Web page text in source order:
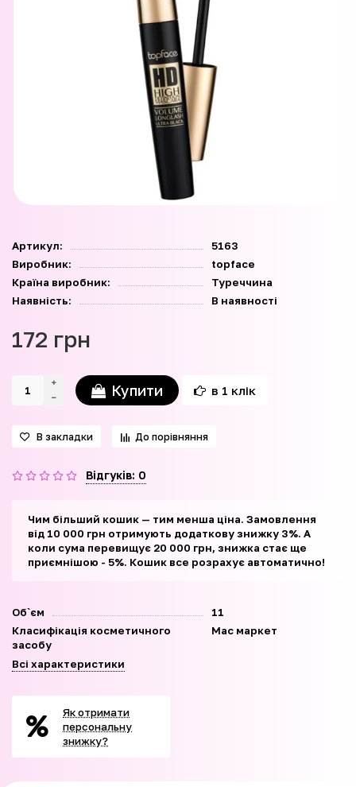
Артикул:
5163
Виробник:
topface
Країна виробник:
Туреччина
Наявність:
В наявності
172 грн
Купити в 1 клік
В закладки До порівняння
Відгуків: 0
Чим більший кошик — тим менша ціна. Замовлення
від 10 000 грн отримують додаткову знижку 3%. А
коли сума перевищує 20 000 грн, знижка стає ще
приємнішою - 5%. Кошик все розрахує автоматично!
Об`єм
11
Класифікація косметичного
засобу
Мас маркет
Всі характеристики
Як отримати
персональну
знижку?